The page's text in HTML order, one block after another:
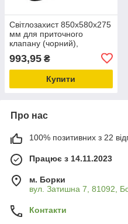
Світлозахист 850x580x275
мм для приточного
клапану (чорний),
993,95 ₴
Купити
Про нас
100% позитивних з 22
Працює з 14.11.2023
м. Борки
вул. Затишна 7, 81092,
Контакти